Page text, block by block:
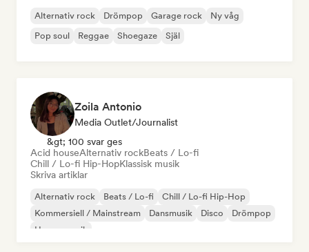
Alternativ rock Drömpop Garage rock
Ny våg
Pop soul
Reggae Shoegaze Själ
Zoila Antonio
Media Outlet/Journalist
&gt; 100 svar ges
Acid houseAlternativ rockBeats / Lo-fi
Chill / Lo-fi Hip-HopKlassisk musik
Skriva artiklar
Alternativ rock Beats / Lo-fi
Chill / Lo-fi Hip-Hop
Kommersiell / Mainstream
Dansmusik Disco
Drömpop
House-musik